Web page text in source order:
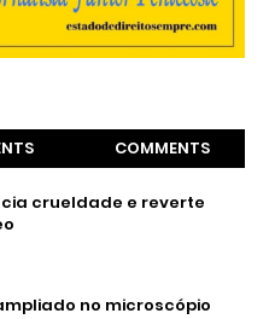
COMMENTS
crueldade e reverte
no microscópio